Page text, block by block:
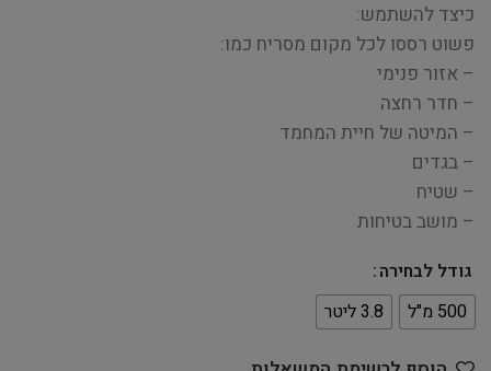
כיצד להשתמש:
פשוט רססו לכל מקום מסריח כמו:
– אזור פנימי
– חדר רחצה
– המיטה של ​​חיית המחמד
– בגדים
– שטיח
– מושב בטיחות
גודל לבחירה
500 מ"ל
3.8 ליטר